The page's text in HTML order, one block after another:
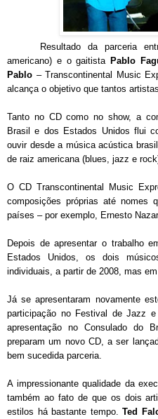
Resultado da parceria
americano) e o gaitistaPablo
Pablo – Transcontinental Music
alcança o objetivo que tantos
Tanto no CD como no show, a
Brasil e dos Estados Unidos flui
ouvir desde a música acústica
de raiz americana (blues, jazz e
O CD Transcontinental Music
composições próprias até nomes
países – por exemplo, Ernesto
Depois de apresentar o trabalho
Estados Unidos, os dois
individuais, a partir de 2008, mas
Já se apresentaram novamente
participação no Festival de Jazz
apresentação no Consulado do
preparam um novo CD, a ser
bem sucedida parceria.
A impressionante qualidade da
também ao fato de que os dois
estilos há bastante tempo. Ted